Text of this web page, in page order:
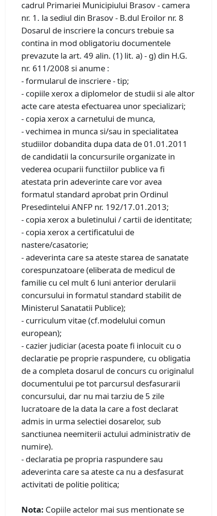
cadrul Primariei Municipiului Brasov - camera
nr. 1. la sediul din Brasov - B.dul Eroilor nr. 8
Dosarul de inscriere la concurs trebuie sa
contina in mod obligatoriu documentele
prevazute la art. 49 alin. (1) lit. a) - g) din H.G.
nr. 611/2008 si anume :
- formularul de inscriere - tip;
- copiile xerox a diplomelor de studii si ale altor
acte care atesta efectuarea unor specializari;
- copia xerox a carnetului de munca,
- vechimea in munca si/sau in specialitatea
studiilor dobandita dupa data de 01.01.2011
de candidatii la concursurile organizate in
vederea ocuparii functiilor publice va fi
atestata prin adeverinte care vor avea
formatul standard aprobat prin Ordinul
Presedintelui ANFP nr. 192/17.01.2013;
- copia xerox a buletinului / cartii de identitate;
- copia xerox a certificatului de
nastere/casatorie;
- adeverinta care sa ateste starea de sanatate
corespunzatoare (eliberata de medicul de
familie cu cel mult 6 luni anterior derularii
concursului in formatul standard stabilit de
Ministerul Sanatatii Publice);
- curriculum vitae (cf.modelului comun
european);
- cazier judiciar (acesta poate fi inlocuit cu o
declaratie pe proprie raspundere, cu obligatia
de a completa dosarul de concurs cu originalul
documentului pe tot parcursul desfasurarii
concursului, dar nu mai tarziu de 5 zile
lucratoare de la data la care a fost declarat
admis in urma selectiei dosarelor, sub
sanctiunea neemiterii actului administrativ de
numire).
- declaratia pe propria raspundere sau
adeverinta care sa ateste ca nu a desfasurat
activitati de politie politica;
Nota: Copiile actelor mai sus mentionate se